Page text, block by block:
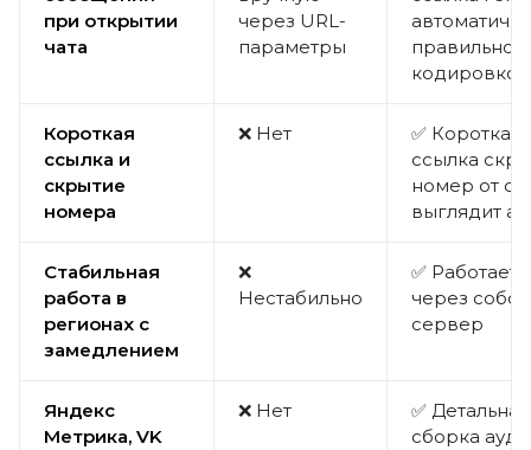
при открытии
чата
через URL-
параметры
правильной
кодировкой
Короткая
ссылка и
скрытие
номера
❌ Нет
✅ Короткая
ссылка
номер от
выглядит
Стабильная
работа в
регионах с
замедлением
❌
Нестабильно
✅ Работает
через
сервер
Яндекс
Метрика, VK
❌ Нет
✅
сборка